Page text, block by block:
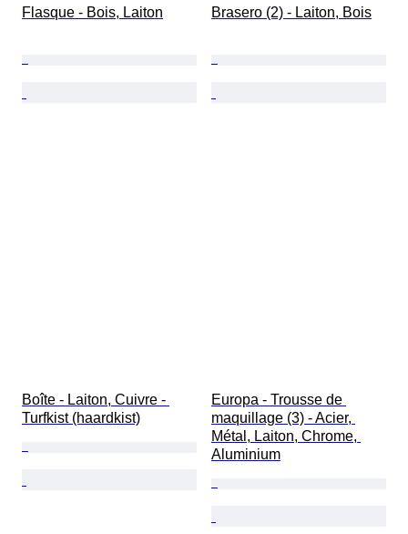
Flasque - Bois, Laiton Brasero (2) - Laiton, Bois
Boîte - Laiton, Cuivre -
Turfkist (haardkist)
Europa - Trousse de
maquillage (3) - Acier,
Métal, Laiton, Chrome,
Aluminium